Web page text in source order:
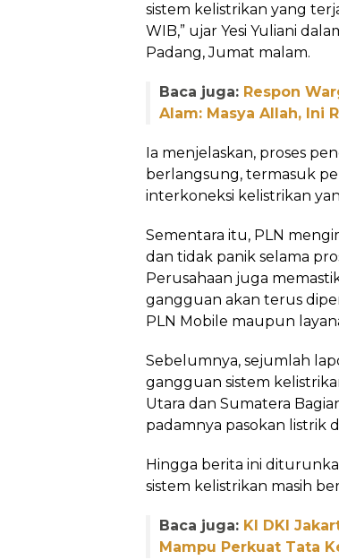
sistem kelistrikan yang
WIB,” ujar Yesi Yuliani
Padang, Jumat malam.
Baca juga: Respon
Alam: Masya Allah, Ini
Ia menjelaskan, proses
berlangsung, termasuk
interkoneksi kelistrikan
Sementara itu, PLN
dan tidak panik selama
Perusahaan juga
gangguan akan terus
PLN Mobile maupun
Sebelumnya, sejumlah
gangguan sistem
Utara dan Sumatera
padamnya pasokan listrik
Hingga berita ini
sistem kelistrikan masih
Baca juga: KI DKI
Mampu Perkuat Tata